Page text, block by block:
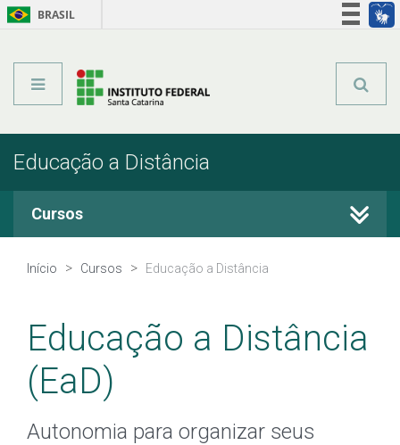
BRASIL
Educação a Distância
Cursos
Cursos Técnicos
Qualificação Profissional
Pós-graduação
Início Cursos Educação a Distância
Educação a Distância
(EaD)
Autonomia para organizar seus